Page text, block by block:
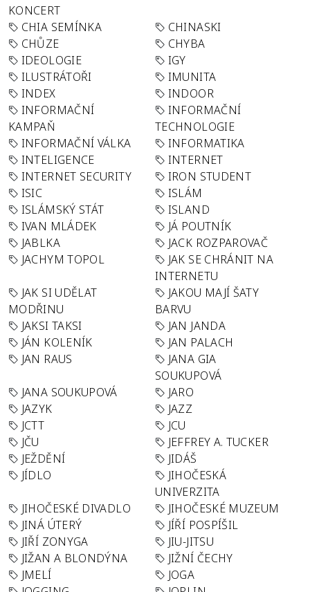
KONCERT
CHIA SEMÍNKA
CHINASKI
CHŮZE
CHYBA
IDEOLOGIE
IGY
ILUSTRÁTOŘI
IMUNITA
INDEX
INDOOR
INFORMAČNÍ
KAMPAŇ
INFORMAČNÍ
TECHNOLOGIE
INFORMAČNÍ VÁLKA
INFORMATIKA
INTELIGENCE
INTERNET
INTERNET SECURITY
IRON STUDENT
ISIC
ISLÁM
ISLÁMSKÝ STÁT
ISLAND
IVAN MLÁDEK
JÁ POUTNÍK
JABLKA
JACK ROZPAROVAČ
JACHYM TOPOL
JAK SE CHRÁNIT NA
INTERNETU
JAK SI UDĚLAT
MODŘINU
JAKOU MAJÍ ŠATY
BARVU
JAKSI TAKSI
JAN JANDA
JÁN KOLENÍK
JAN PALACH
JAN RAUS
JANA GIA
SOUKUPOVÁ
JANA SOUKUPOVÁ
JARO
JAZYK
JAZZ
JCTT
JCU
JČU
JEFFREY A. TUCKER
JEŽDĚNÍ
JIDÁŠ
JÍDLO
JIHOČESKÁ
UNIVERZITA
JIHOČESKÉ DIVADLO
JIHOČESKÉ MUZEUM
JINÁ ÚTERÝ
JÍŘÍ POSPÍŠIL
JIŘÍ ZONYGA
JIU-JITSU
JIŽAN A BLONDÝNA
JIŽNÍ ČECHY
JMELÍ
JOGA